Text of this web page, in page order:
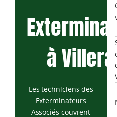
Exterminateur
Montréal-
Exterminateur
Montréal-Est
Exterminateur
Plateau-Mont-
Royal
à
Les techniciens des
Exterminateurs
Associés couvrent